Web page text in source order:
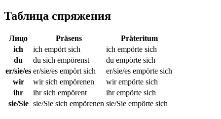
Таблица спряжения
Лицо Präsens
Präteritum
ich
ich empört sich
ich empörte sich
du
du sich empörenst
du empörte sich
er/sie/es er/sie/es empört sich
er/sie/es empörte sich
wir
wir sich empörenen
wir empörte sich
ihr
ihr sich empörent
ihr empörte sich
sie/Sie sie/Sie sich empörenen sie/Sie empörte sich